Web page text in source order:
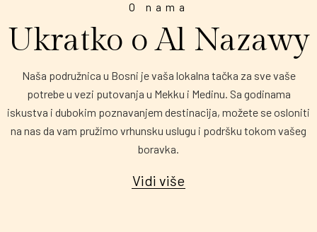
O nama
Ukratko o Al Nazawy
Naša podružnica u Bosni je vaša lokalna tačka za sve vaše
potrebe u vezi putovanja u Mekku i Medinu. Sa godinama
iskustva i dubokim poznavanjem destinacija, možete se osloniti
na nas da vam pružimo vrhunsku uslugu i podršku tokom vašeg
boravka.
Vidi više